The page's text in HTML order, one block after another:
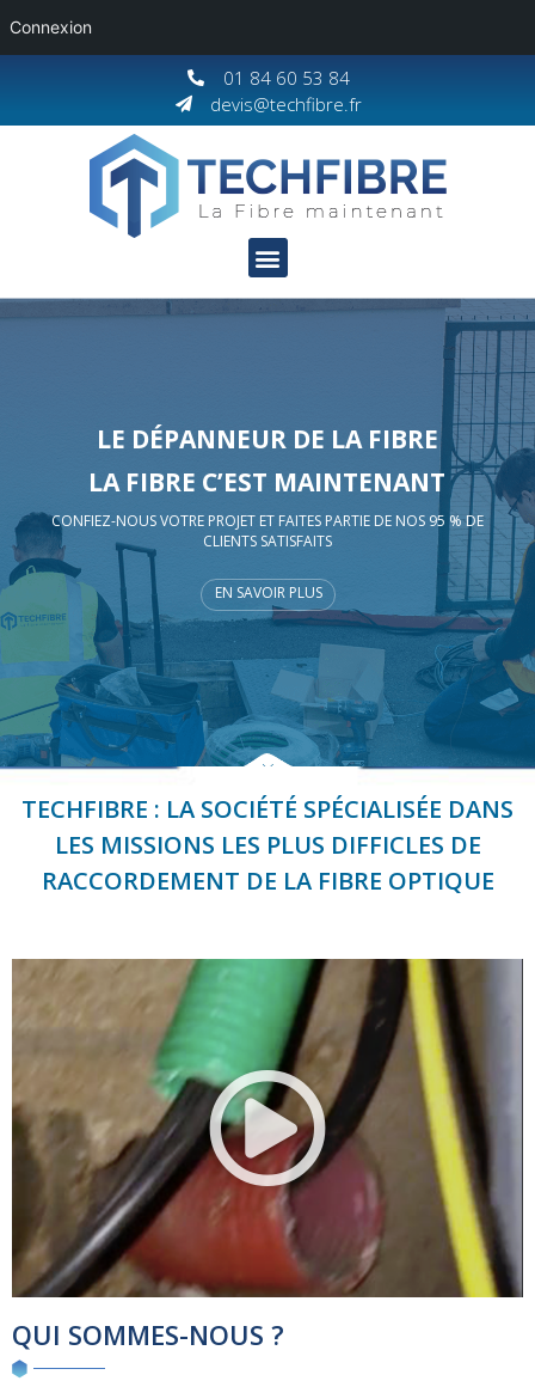
Connexion
01 84 60 53 84
devis@techfibre.fr
TECHFIBRE : LA SOCIÉTÉ SPÉCIALISÉE DANS
LES MISSIONS LES PLUS DIFFICLES DE
RACCORDEMENT DE LA FIBRE OPTIQUE
QUI SOMMES-NOUS ?